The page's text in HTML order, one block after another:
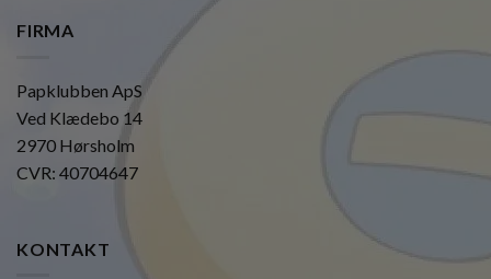
FIRMA
Papklubben ApS
Ved Klædebo 14
2970 Hørsholm
CVR: 40704647
KONTAKT